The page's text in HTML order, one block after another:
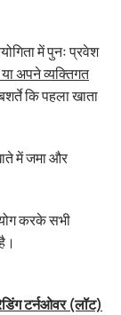
में पुनः प्रवेश
अपने व्यक्तिगत
कि पहला खाता
में जमा और
करके सभी
टर्नओवर (लॉट)